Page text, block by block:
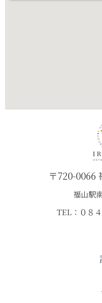
〒720-0066
福山駅
TEL：０８